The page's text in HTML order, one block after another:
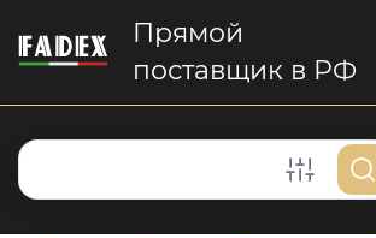
Прямой
поставщик в РФ